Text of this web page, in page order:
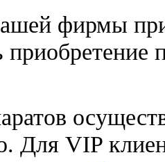
фирмы
приобретение
Для VIP